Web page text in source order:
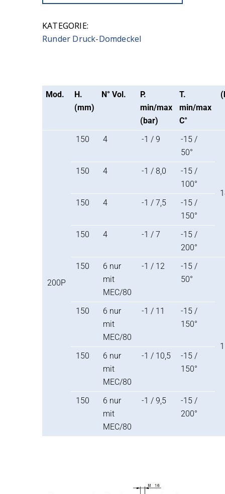
KATEGORIE:
Runder Druck-Domdeckel
Mod.
H.
(mm)
N° Vol.
P.
min/max
(bar)
T.
min/max
C°
200P
150 4 -1 / 9
-15 /
50°
150 4 -1 / 8,0
-15 /
100°
150
4 -1 / 7,5
-15 /
150°
150
4 -1 / 7
-15 /
200°
150
6 nur
mit
MEC/80
-1 / 12
-15 /
50°
150
6 nur
mit
MEC/80
-1 / 11
-15 /
150°
150
6 nur
mit
MEC/80
-1 / 10,5
-15 /
150°
150
6 nur
mit
MEC/80
-1 / 9,5
-15 /
200°